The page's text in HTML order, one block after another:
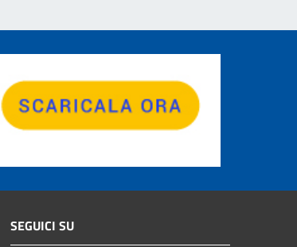
SEGUICI SU